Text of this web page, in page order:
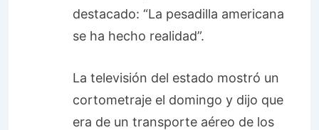
destacado: “La pesadilla americana
se ha hecho realidad”.
La televisión del estado mostró un
cortometraje el domingo y dijo que
era de un transporte aéreo de los